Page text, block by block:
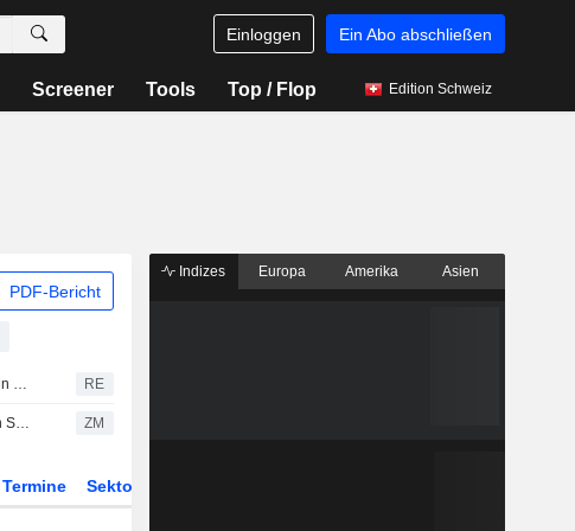
Einloggen Ein Abo abschließen
Screener Tools Top / Flop Edition Schweiz
PDF-Bericht
Wie Volkswagens Traum vom Flugauto in China abstürzte RE
EHANG HOLDINGS LIMITED : Goldman Sachs senkt seine Meinung und wechselt zu Neutral ZM
Termine Sektor
Indizes Europa Amerika Asien